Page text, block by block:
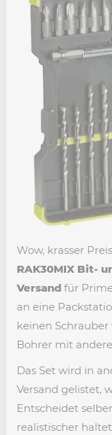
Wow, krasser
RAK30MIX Bit-
Versand für
an eine
keinen
Bohrer mit
Das Set wird in
Versand gelistet,
Entscheidet
realistischer